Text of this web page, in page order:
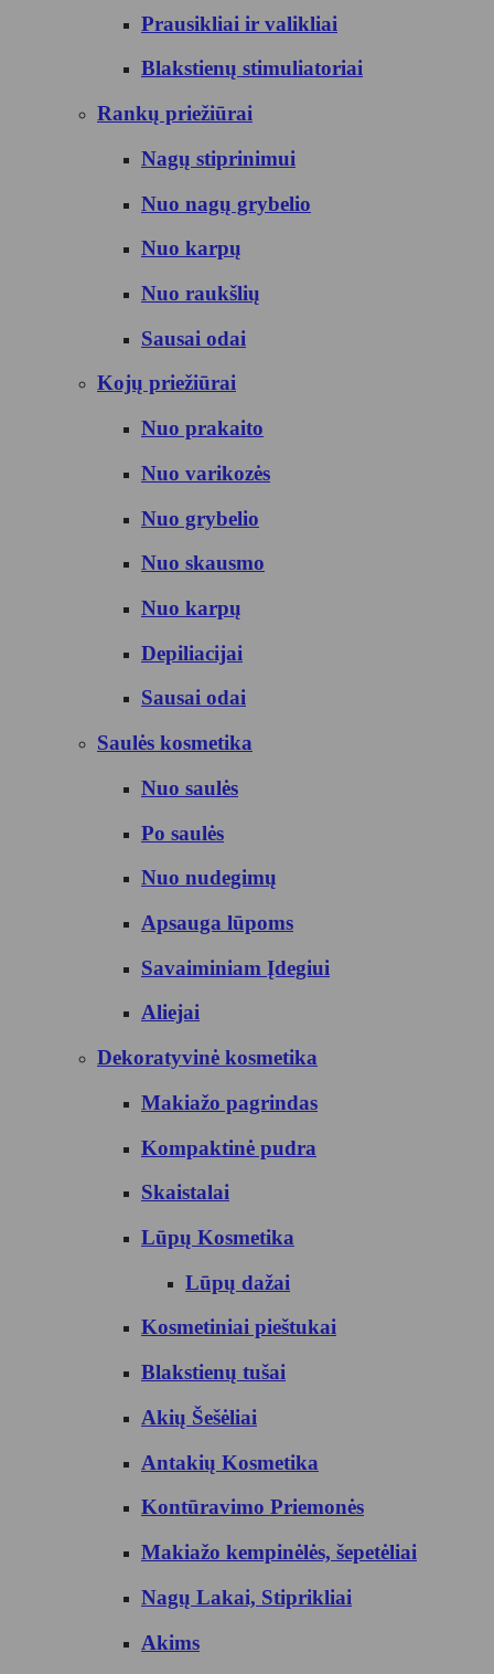
Prausikliai ir valikliai
Blakstienų stimuliatoriai
Rankų priežiūrai
Nagų stiprinimui
Nuo nagų grybelio
Nuo karpų
Nuo raukšlių
Sausai odai
Kojų priežiūrai
Nuo prakaito
Nuo varikozės
Nuo grybelio
Nuo skausmo
Nuo karpų
Depiliacijai
Sausai odai
Saulės kosmetika
Nuo saulės
Po saulės
Nuo nudegimų
Apsauga lūpoms
Savaiminiam Įdegiui
Aliejai
Dekoratyvinė kosmetika
Makiažo pagrindas
Kompaktinė pudra
Skaistalai
Lūpų Kosmetika
Lūpų dažai
Kosmetiniai pieštukai
Blakstienų tušai
Akių Šešėliai
Antakių Kosmetika
Kontūravimo Priemonės
Makiažo kempinėlės, šepetėliai
Nagų Lakai, Stiprikliai
Akims